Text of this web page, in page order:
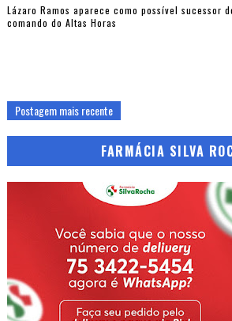
Lázaro Ramos aparece como possível sucessor
comando do Altas Horas
Postagem mais recente
FARMÁCIA SILVA